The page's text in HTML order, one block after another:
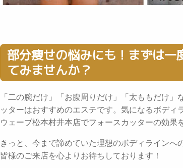
部分痩せの悩みにも！まずは
てみませんか？
「二の腕だけ」「お腹周りだけ」「太ももだけ
ッターはおすすめのエステです。気になるボデ
ウェーブ松本村井本店でフォースカッターの効果
きっと、今まで諦めていた理想のボディラインへ
皆様のご来店を心よりお待ちしております！